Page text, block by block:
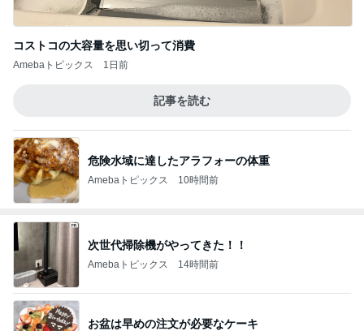
コストコの大容量を思い切って消費
Amebaトピックス 1日前
記事を読む
危険水域に達したアラフォーの体重
Amebaトピックス 10時間前
次世代掃除機がやってきた！！
Amebaトピックス 14時間前
お盆は早めの注文が必要なケーキ